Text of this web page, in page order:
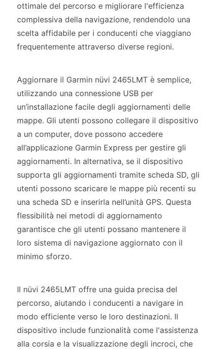
ottimale del percorso e migliorare l'efficienza
complessiva della navigazione, rendendolo una
scelta affidabile per i conducenti che viaggiano
frequentemente attraverso diverse regioni.
Aggiornare il Garmin nüvi 2465LMT è semplice,
utilizzando una connessione USB per
un’installazione facile degli aggiornamenti delle
mappe. Gli utenti possono collegare il dispositivo
a un computer, dove possono accedere
all’applicazione Garmin Express per gestire gli
aggiornamenti. In alternativa, se il dispositivo
supporta gli aggiornamenti tramite scheda SD, gli
utenti possono scaricare le mappe più recenti su
una scheda SD e inserirla nell’unità GPS. Questa
flessibilità nei metodi di aggiornamento
garantisce che gli utenti possano mantenere il
loro sistema di navigazione aggiornato con il
minimo sforzo.
Il nüvi 2465LMT offre una guida precisa del
percorso, aiutando i conducenti a navigare in
modo efficiente verso le loro destinazioni. Il
dispositivo include funzionalità come l'assistenza
alla corsia e la visualizzazione degli incroci, che